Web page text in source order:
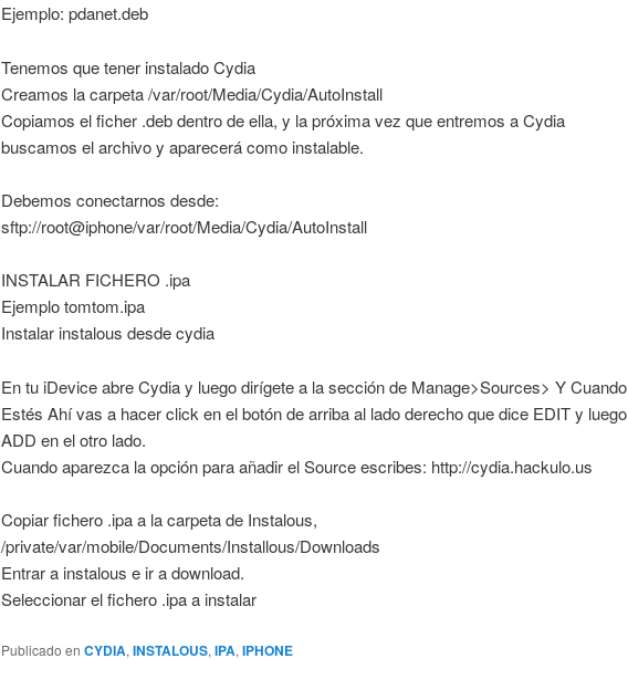
Ejemplo: pdanet.deb
Tenemos que tener instalado Cydia
Creamos la carpeta /var/root/Media/Cydia/AutoInstall
Copiamos el ficher .deb dentro de ella, y la próxima vez que entremos a Cydia
buscamos el archivo y aparecerá como instalable.
Debemos conectarnos desde:
sftp://root@iphone/var/root/Media/Cydia/AutoInstall
INSTALAR FICHERO .ipa
Ejemplo tomtom.ipa
Instalar instalous desde cydia
En tu iDevice abre Cydia y luego dirígete a la sección de Manage>Sources> Y Cuando
Estés Ahí vas a hacer click en el botón de arriba al lado derecho que dice EDIT y luego
ADD en el otro lado.
Cuando aparezca la opción para añadir el Source escribes: http://cydia.hackulo.us
Copiar fichero .ipa a la carpeta de Instalous,
/private/var/mobile/Documents/Installous/Downloads
Entrar a instalous e ir a download.
Seleccionar el fichero .ipa a instalar
Publicado en CYDIA, INSTALOUS, IPA, IPHONE